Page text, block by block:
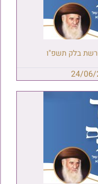
בלק תשפ"ו
24/06/